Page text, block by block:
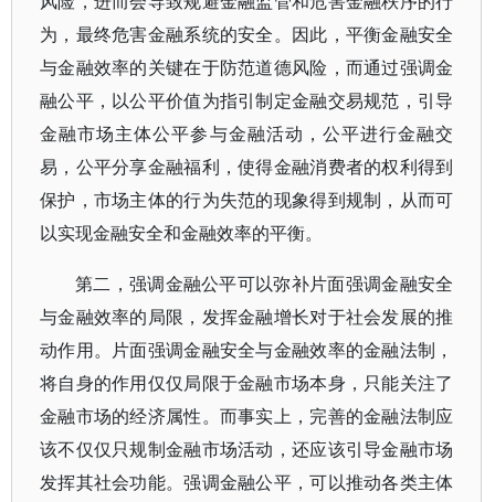
为，最终危害金融系统的安全。因此，平衡金融安全
与金融效率的关键在于防范道德风险，而通过强调金
融公平，以公平价值为指引制定金融交易规范，引导
金融市场主体公平参与金融活动，公平进行金融交
易，公平分享金融福利，使得金融消费者的权利得到
保护，市场主体的行为失范的现象得到规制，从而可
以实现金融安全和金融效率的平衡。
第二，强调金融公平可以弥补片面强调金融安全
与金融效率的局限，发挥金融增长对于社会发展的推
动作用。片面强调金融安全与金融效率的金融法制，
将自身的作用仅仅局限于金融市场本身，只能关注了
金融市场的经济属性。而事实上，完善的金融法制应
该不仅仅只规制金融市场活动，还应该引导金融市场
发挥其社会功能。强调金融公平，可以推动各类主体